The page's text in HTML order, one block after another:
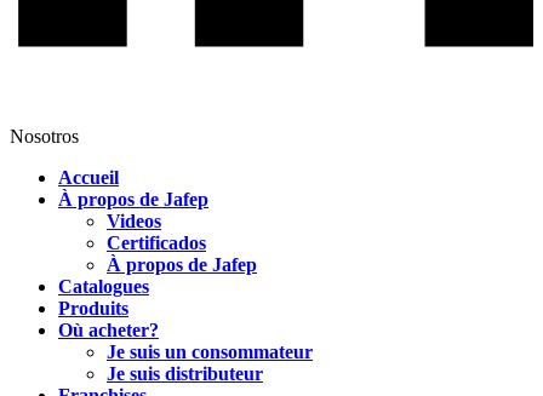
Nosotros
Accueil
À propos de Jafep
Videos
Certificados
À propos de Jafep
Catalogues
Produits
Où acheter?
Je suis un consommateur
Je suis distributeur